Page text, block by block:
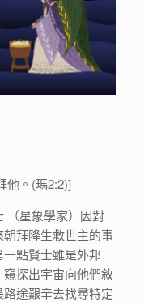
他。(瑪2:2)]
（星象學家）因對
拜降生救世主的事
點賢士雖是外邦
探出宇宙向他們敘
途艱辛去找尋特定